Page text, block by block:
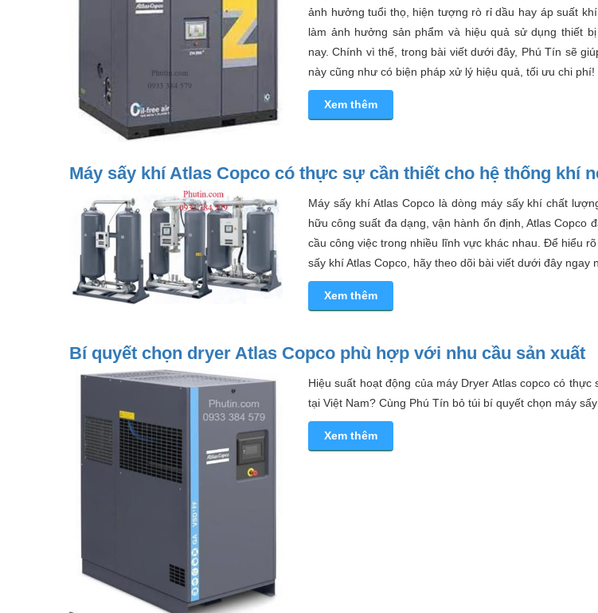
ảnh hưởng tuổi thọ, hiện tượng rò rỉ dầu hay áp suất
làm ảnh hưởng sản phẩm và hiệu quả sử dụng thiết
nay. Chính vì thế, trong bài viết dưới đây, Phú Tín sẽ
này cũng như có biện pháp xử lý hiệu quả, tối ưu chi phí!
Xem thêm
Máy sấy khí Atlas Copco có thực sự cần thiết cho hệ thống khí
Máy sấy khí Atlas Copco là dòng máy sấy khí chất
hữu công suất đa dạng, vận hành ổn định, Atlas Copco
cầu công việc trong nhiều lĩnh vực khác nhau. Để hiểu
sấy khí Atlas Copco, hãy theo dõi bài viết dưới đây ngay
Xem thêm
Bí quyết chọn dryer Atlas Copco phù hợp với nhu cầu sản xuất
Hiệu suất hoạt động của máy Dryer Atlas copco có
tại Việt Nam? Cùng Phú Tín bỏ túi bí quyết chọn máy
Xem thêm